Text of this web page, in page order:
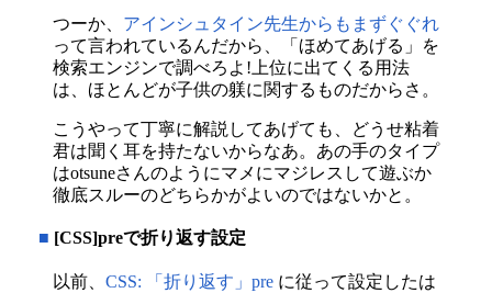
つーか、 アインシュタイン先生からもまずぐぐれ
って言われているんだから、「ほめてあげる」を
検索エンジンで調べろよ!上位に出てくる用法
は、ほとんどが子供の躾に関するものだからさ。
こうやって丁寧に解説してあげても、どうせ粘着
君は聞く耳を持たないからなあ。あの手のタイプ
はotsuneさんのようにマメにマジレスして遊ぶか
徹底スルーのどちらかがよいのではないかと。
■ [CSS]preで折り返す設定
以前、 CSS: 「折り返す」pre に従って設定したは